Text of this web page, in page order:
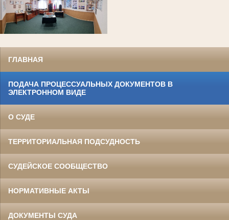
ГЛАВНАЯ
ПОДАЧА ПРОЦЕССУАЛЬНЫХ ДОКУМЕНТОВ В
ЭЛЕКТРОННОМ ВИДЕ
О СУДЕ
ТЕРРИТОРИАЛЬНАЯ ПОДСУДНОСТЬ
СУДЕЙСКОЕ СООБЩЕСТВО
НОРМАТИВНЫЕ АКТЫ
ДОКУМЕНТЫ СУДА